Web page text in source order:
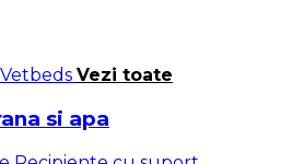
Vetbeds Vezi toate
si apa